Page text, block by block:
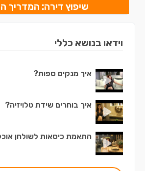
שיפוץ דירה: המדריך
וידאו בנושא כללי
איך מנקים ספות?
איך בוחרים שידת טלויזיה?
התאמת כיסאות לשולחן